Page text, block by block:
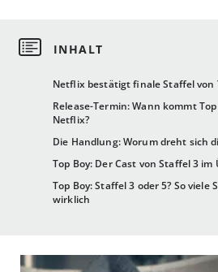
Netflix bestätigt finale Staffel von
Release-Termin: Wann kommt
Netflix?
Die Handlung: Worum dreht sich
Top Boy: Der Cast von Staffel 3 im
Top Boy: Staffel 3 oder 5? So viele
wirklich